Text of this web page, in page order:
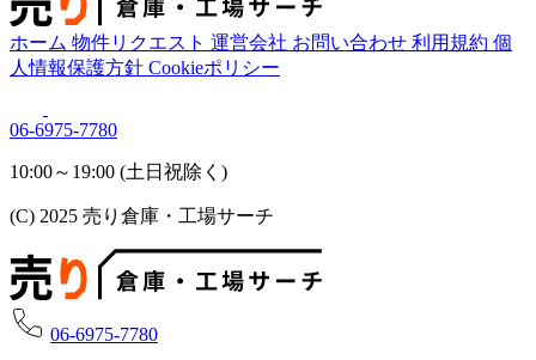
ホーム 物件リクエスト 運営会社 お問い合わせ 利用規約 個
人情報保護方針 Cookieポリシー
06-6975-7780
10:00～19:00 (土日祝除く)
(C) 2025 売り倉庫・工場サーチ
06-6975-7780